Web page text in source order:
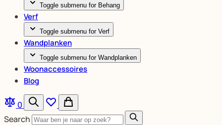
Toggle submenu for Behang
Verf
Toggle submenu for Verf
Wandplanken
Toggle submenu for Wandplanken
Woonaccessoires
Blog
0
Search